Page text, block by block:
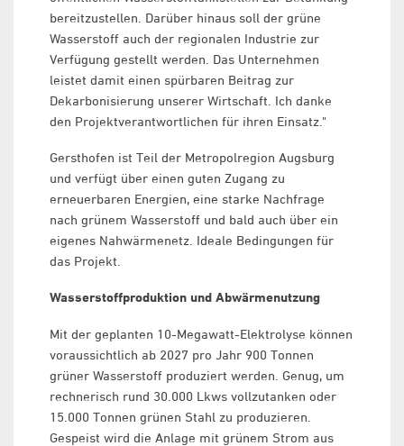
bereitzustellen. Darüber hinaus soll der grüne
Wasserstoff auch der regionalen Industrie zur
Verfügung gestellt werden. Das Unternehmen
leistet damit einen spürbaren Beitrag zur
Dekarbonisierung unserer Wirtschaft. Ich danke
den Projektverantwortlichen für ihren Einsatz."
Gersthofen ist Teil der Metropolregion Augsburg
und verfügt über einen guten Zugang zu
erneuerbaren Energien, eine starke Nachfrage
nach grünem Wasserstoff und bald auch über ein
eigenes Nahwärmenetz. Ideale Bedingungen für
das Projekt.
Wasserstoffproduktion und Abwärmenutzung
Mit der geplanten 10-Megawatt-Elektrolyse können
voraussichtlich ab 2027 pro Jahr 900 Tonnen
grüner Wasserstoff produziert werden. Genug, um
rechnerisch rund 30.000 Lkws vollzutanken oder
15.000 Tonnen grünen Stahl zu produzieren.
Gespeist wird die Anlage mit grünem Strom aus